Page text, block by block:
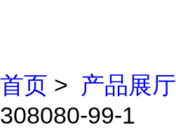
首页 > 产品展厅
308080-99-1